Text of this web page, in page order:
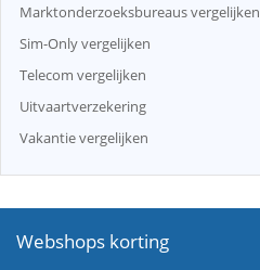
Marktonderzoeksbureaus vergelijken
Sim-Only vergelijken
Telecom vergelijken
Uitvaartverzekering
Vakantie vergelijken
Webshops korting